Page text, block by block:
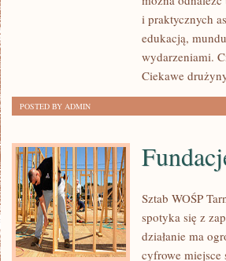
WĘDRÓWKI
i praktycznych
edukacją,
wydarzeniami.
Ciekawe
POSTED BY ADMIN
Sztab WOŚP
spotyka się z
działanie ma
cyfrowe miejsce